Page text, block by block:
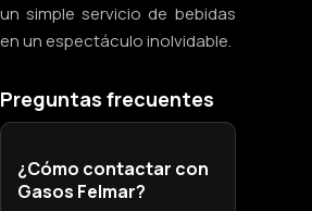
un simple servicio de bebidas
en un espectáculo inolvidable.
Preguntas frecuentes
¿Cómo contactar con
Gasos Felmar?